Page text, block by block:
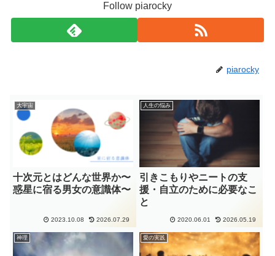
Follow piarocky
piarocky
大宇宙
十次元とはどんな世界か〜
惑星に宿る男女の意識体〜
2023.10.08 2026.07.29
人生の悩み
引きこもりやニートの支
援・自立のために必要なこ
と
2020.06.01 2026.05.19
神理 愛の実践